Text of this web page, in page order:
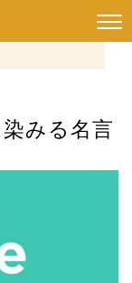
みる名言